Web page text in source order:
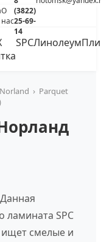
О
нас
(3822)
25-69-
14
SPCЛинолеум
Norland › Parquet
ламината SPC
ищет смелые и